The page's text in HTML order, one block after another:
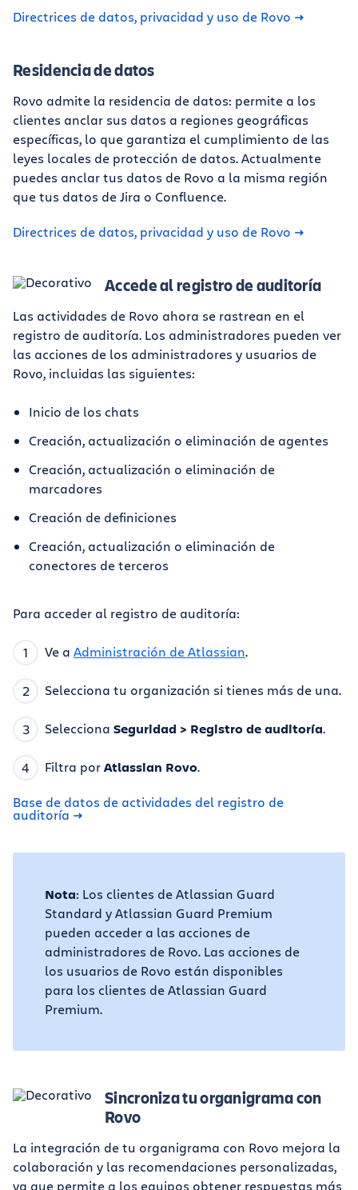
Directrices de datos, privacidad y uso de Rovo
Residencia de datos
Rovo admite la residencia de datos: permite a los
clientes anclar sus datos a regiones geográficas
específicas, lo que garantiza el cumplimiento de las
leyes locales de protección de datos. Actualmente
puedes anclar tus datos de Rovo a la misma región
que tus datos de Jira o Confluence.
Directrices de datos, privacidad y uso de Rovo
Accede al registro de auditoría
Las actividades de Rovo ahora se rastrean en el
registro de auditoría. Los administradores pueden ver
las acciones de los administradores y usuarios de
Rovo, incluidas las siguientes:
Inicio de los chats
Creación, actualización o eliminación de agentes
Creación, actualización o eliminación de
marcadores
Creación de definiciones
Creación, actualización o eliminación de
conectores de terceros
Para acceder al registro de auditoría:
Ve a Administración de Atlassian.
Selecciona tu organización si tienes más de una.
Selecciona Seguridad > Registro de auditoría.
Filtra porAtlassian Rovo.
Base de datos de actividades del registro de
auditoría
Nota: Los clientes de Atlassian Guard
Standard y Atlassian Guard Premium
pueden acceder a las acciones de
administradores de Rovo. Las acciones de
los usuarios de Rovo están disponibles
para los clientes de Atlassian Guard
Premium.
Sincroniza tu organigrama con
Rovo
La integración de tu organigrama con Rovo mejora la
colaboración y las recomendaciones personalizadas,
ya que permite a los equipos obtener respuestas más